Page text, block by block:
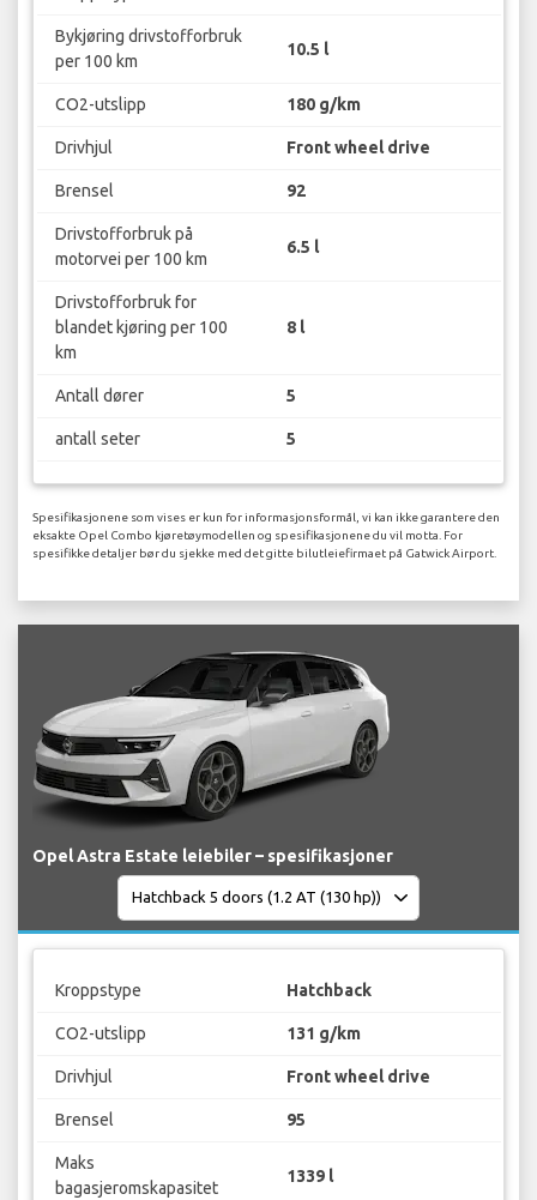
Bykjøring drivstofforbruk
per 100 km
10.5 l
CO2-utslipp 180 g/km
Drivhjul Front wheel drive
Brensel 92
Drivstofforbruk på
motorvei per 100 km
6.5 l
Drivstofforbruk for
blandet kjøring per 100
km
8 l
Antall dører 5
antall seter 5
Spesifikasjonene som vises er kun for informasjonsformål, vi kan ikke garantere den
eksakte Opel Combo kjøretøymodellen og spesifikasjonene du vil motta. For
spesifikke detaljer bør du sjekke med det gitte bilutleiefirmaet på Gatwick Airport.
Opel Astra Estate leiebiler – spesifikasjoner
Kroppstype Hatchback
CO2-utslipp 131 g/km
Drivhjul Front wheel drive
Brensel 95
Maks
bagasjeromskapasitet
1339 l